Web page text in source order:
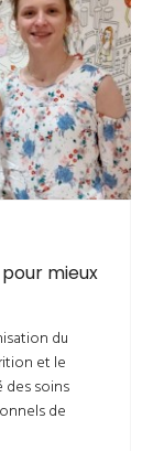
mieux
du
et le
soins
de